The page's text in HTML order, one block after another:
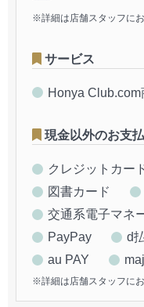
※詳細は店舗スタッフにお
サービス
Honya Club.com
現金以外のお支
クレジットカー
図書カード
交通系電子マネ
PayPay
d
au PAY
※詳細は店舗スタッフにお